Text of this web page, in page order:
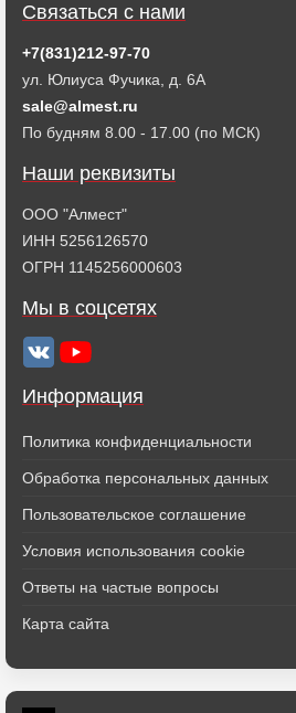
Информация
Политика конфиденциальности
Обработка персональных данных
Пользовательское соглашение
Условия использования cookie
Ответы на частые вопросы
Карта сайта
Связаться с нами
+7(831)212-97-70
ул. Юлиуса Фучика, д. 6А
sale@almest.ru
По будням 8.00 - 17.00 (по МСК)
Наши реквизиты
ООО "Алмест"
ИНН 5256126570
ОГРН 1145256000603
Мы в соцсетях